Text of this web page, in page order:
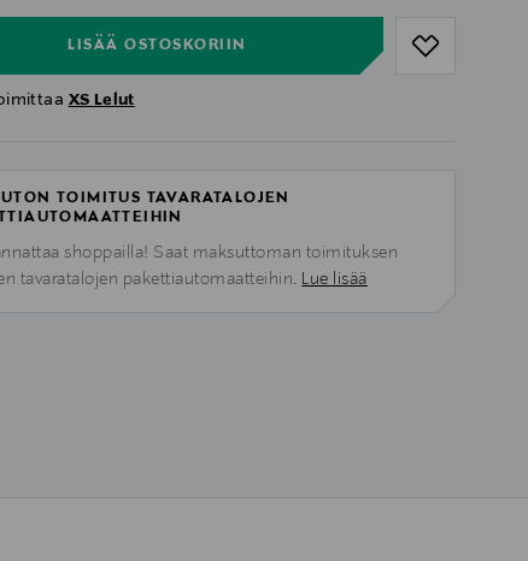
LISÄÄ OSTOSKORIIN
XS Lelut
TOIMITUS TAVARATALOJEN
shoppailla! Saat maksuttoman toimituksen
tavaratalojen pakettiautomaatteihin. Lue lisää